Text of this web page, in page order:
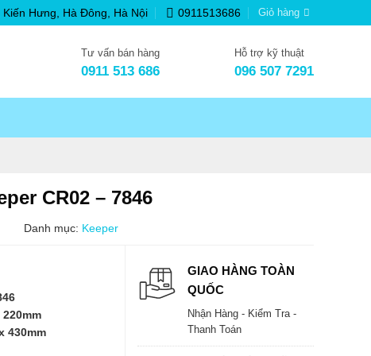
Hưng, Hà Đông, Hà Nội 0911513686 Giỏ hàng
Tư vấn bán hàng
0911 513 686
Hỗ trợ kỹ thuật
096 507 7291
CR02 – 7846
Danh mục: Keeper
430mm
GIAO HÀNG TOÀN
QUỐC
Nhận Hàng - Kiểm Tra -
Thanh Toán